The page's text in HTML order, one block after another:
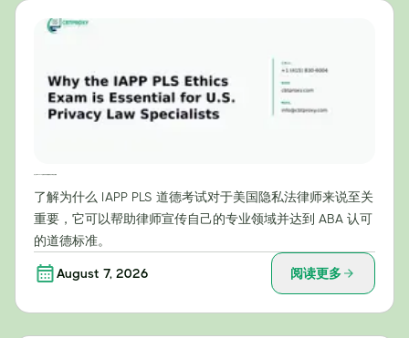
了解为什么 IAPP PLS 道德考试对于美国隐私法律师来说至关
重要，它可以帮助律师宣传自己的专业领域并达到 ABA 认可
的道德标准。
August 7, 2026 阅读更多